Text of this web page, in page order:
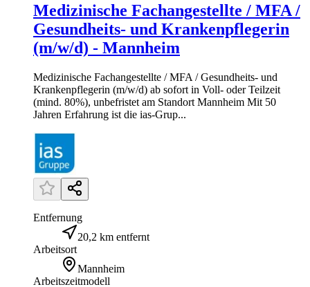
Medizinische Fachangestellte / MFA /
Gesundheits- und Krankenpflegerin
(m/w/d) - Mannheim
Medizinische Fachangestellte / MFA / Gesundheits- und
Krankenpflegerin (m/w/d) ab sofort in Voll- oder Teilzeit
(mind. 80%), unbefristet am Standort Mannheim Mit 50
Jahren Erfahrung ist die ias-Grup...
Entfernung
20,2 km entfernt
Arbeitsort
Mannheim
Arbeitszeitmodell